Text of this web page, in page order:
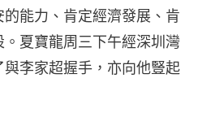
能力、肯定經濟發展、肯
夏寶龍周三下午經深圳灣
李家超握手，亦向他豎起